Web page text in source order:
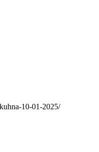
10-01-2025/